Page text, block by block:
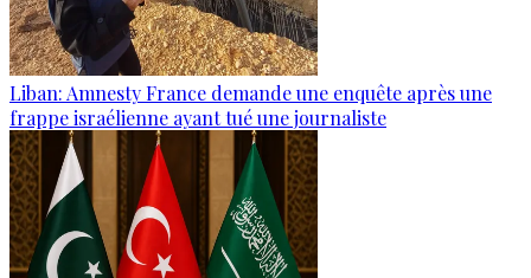
Liban: Amnesty France demande une enquête après une
frappe israélienne ayant tué une journaliste